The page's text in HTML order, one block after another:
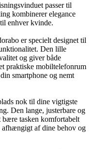
passer til
kombinerer elegance
enhver kvinde.
er specielt designet til
Den lille
og giver både
praktiske mobiltelefonrum
smartphone og nemt
nok til dine vigtigste
Den lange, justerbare og
tasken komfortabelt
afhængigt af dine behov og